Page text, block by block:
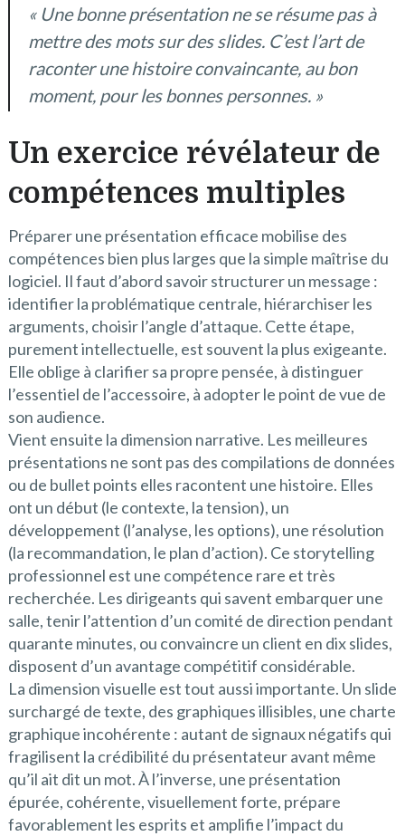
« Une bonne présentation ne se résume pas à
mettre des mots sur des slides. C’est l’art de
raconter une histoire convaincante, au bon
moment, pour les bonnes personnes. »
Un exercice révélateur de
compétences multiples
Préparer une présentation efficace mobilise des
compétences bien plus larges que la simple maîtrise du
logiciel. Il faut d’abord savoir structurer un message :
identifier la problématique centrale, hiérarchiser les
arguments, choisir l’angle d’attaque. Cette étape,
purement intellectuelle, est souvent la plus exigeante.
Elle oblige à clarifier sa propre pensée, à distinguer
l’essentiel de l’accessoire, à adopter le point de vue de
son audience.
Vient ensuite la dimension narrative. Les meilleures
présentations ne sont pas des compilations de données
ou de bullet points elles racontent une histoire. Elles
ont un début (le contexte, la tension), un
développement (l’analyse, les options), une résolution
(la recommandation, le plan d’action). Ce storytelling
professionnel est une compétence rare et très
recherchée. Les dirigeants qui savent embarquer une
salle, tenir l’attention d’un comité de direction pendant
quarante minutes, ou convaincre un client en dix slides,
disposent d’un avantage compétitif considérable.
La dimension visuelle est tout aussi importante. Un slide
surchargé de texte, des graphiques illisibles, une charte
graphique incohérente : autant de signaux négatifs qui
fragilisent la crédibilité du présentateur avant même
qu’il ait dit un mot. À l’inverse, une présentation
épurée, cohérente, visuellement forte, prépare
favorablement les esprits et amplifie l’impact du